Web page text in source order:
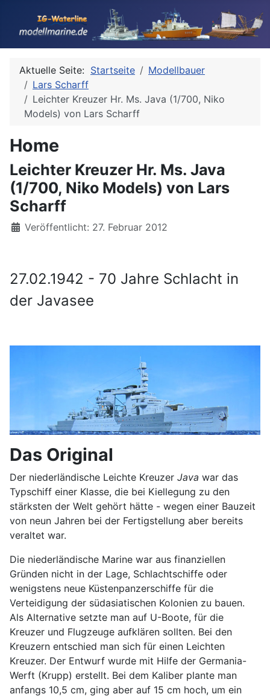
Aktuelle Seite: Startseite
Modellbauer
Lars Scharff
Leichter Kreuzer Hr. Ms. Java (1/700, Niko
Models) von Lars Scharff
Home
Leichter Kreuzer Hr. Ms. Java
(1/700, Niko Models) von Lars
Scharff
Details
Veröffentlicht: 27. Februar 2012
27.02.1942 - 70 Jahre Schlacht in
der Javasee
Das Original
Der niederländische Leichte Kreuzer Java war das
Typschiff einer Klasse, die bei Kiellegung zu den
stärksten der Welt gehört hätte - wegen einer Bauzeit
von neun Jahren bei der Fertigstellung aber bereits
veraltet war.
Die niederländische Marine war aus finanziellen
Gründen nicht in der Lage, Schlachtschiffe oder
wenigstens neue Küstenpanzerschiffe für die
Verteidigung der südasiatischen Kolonien zu bauen.
Als Alternative setzte man auf U-Boote, für die
Kreuzer und Flugzeuge aufklären sollten. Bei den
Kreuzern entschied man sich für einen Leichten
Kreuzer. Der Entwurf wurde mit Hilfe der Germania-
Werft (Krupp) erstellt. Bei dem Kaliber plante man
anfangs 10,5 cm, ging aber auf 15 cm hoch, um ein